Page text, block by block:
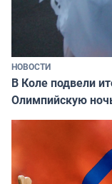
НОВОСТИ
В Коле подвели
Олимпийскую